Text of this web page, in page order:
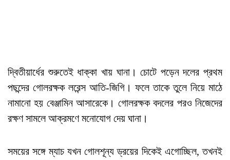
দ্বিতীয়ার্ধের শুরুতেই ধাক্কা খায় ঘানা। চোটে পড়েন দলের প্রথম
পছন্দের গোলরক্ষক লরেন্স আতি-জিগি। ফলে তাকে তুলে নিয়ে মাঠে
নামানো হয় বেঞ্জামিন আসারেকে। গোলরক্ষক বদলের পরও নিজেদের
রক্ষণ সামলে আক্রমণে মনোযোগ দেয় ঘানা।
সময়ের সঙ্গে ম্যাচ যখন গোলশূন্য ড্রয়ের দিকেই এগোচ্ছিল, তখনই